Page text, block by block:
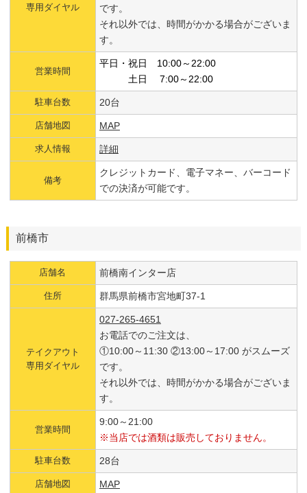
専用ダイヤル
です。
それ以外では、時間がかかる場合がございま
す。
営業時間
平日・祝日 10:00～22:00
土日 7:00～22:00
駐車台数 20台
店舗地図 MAP
求人情報 詳細
備考
クレジットカード、電子マネー、バーコード
での決済が可能です。
前橋市
店舗名 前橋南インター店
住所 群馬県前橋市宮地町37-1
テイクアウト
専用ダイヤル
027-265-4651
お電話でのご注文は、
①10:00～11:30 ②13:00～17:00 がスムーズ
です。
それ以外では、時間がかかる場合がございま
す。
営業時間
9:00～21:00
※当店では酒類は販売しておりません。
駐車台数 28台
店舗地図 MAP